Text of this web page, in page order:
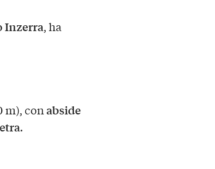
Inzerra, ha
m), conabside
.